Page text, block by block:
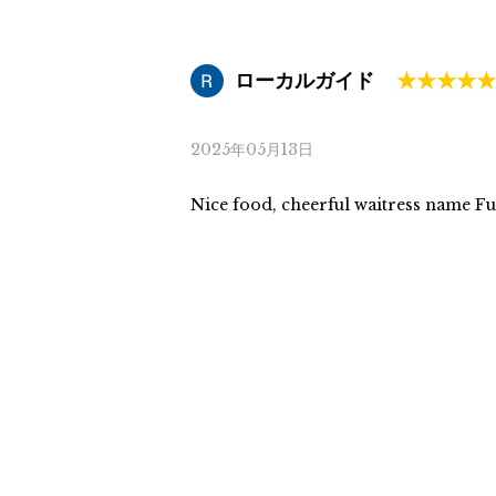
ローカルガイド
2025年05月13日
Nice food, cheerful waitress name